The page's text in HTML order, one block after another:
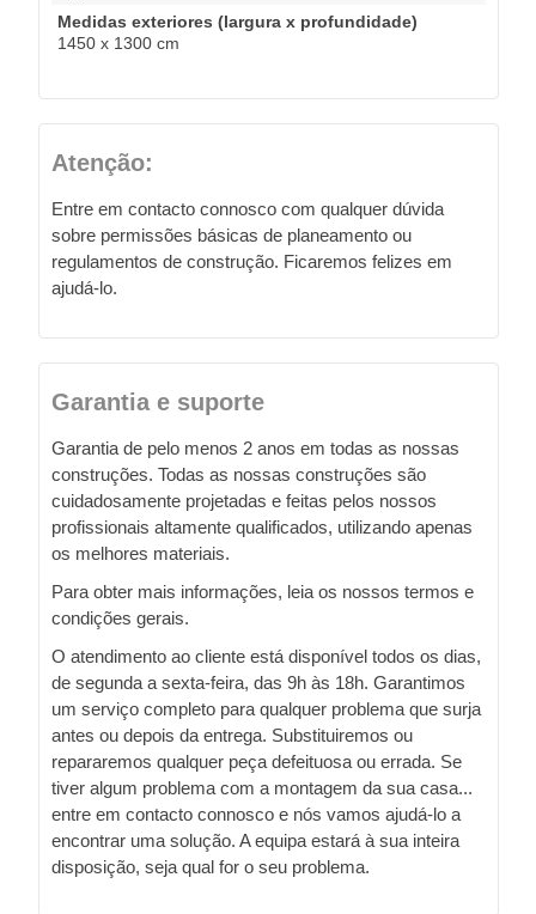
Medidas exteriores (largura x profundidade)
1450 x 1300 cm
Atenção:
Entre em contacto connosco com qualquer dúvida
sobre permissões básicas de planeamento ou
regulamentos de construção. Ficaremos felizes em
ajudá-lo.
Garantia e suporte
Garantia de pelo menos 2 anos em todas as nossas
construções. Todas as nossas construções são
cuidadosamente projetadas e feitas pelos nossos
profissionais altamente qualificados, utilizando apenas
os melhores materiais.
Para obter mais informações, leia os nossos termos e
condições gerais.
O atendimento ao cliente está disponível todos os dias,
de segunda a sexta-feira, das 9h às 18h. Garantimos
um serviço completo para qualquer problema que surja
antes ou depois da entrega. Substituiremos ou
repararemos qualquer peça defeituosa ou errada. Se
tiver algum problema com a montagem da sua casa...
entre em contacto connosco e nós vamos ajudá-lo a
encontrar uma solução. A equipa estará à sua inteira
disposição, seja qual for o seu problema.